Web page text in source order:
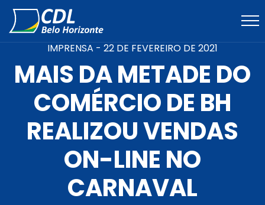
IMPRENSA - 22 DE FEVEREIRO DE 2021
MAIS DA METADE DO
COMÉRCIO DE BH
REALIZOU VENDAS
ON-LINE NO
CARNAVAL